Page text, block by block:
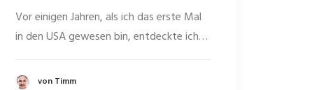
Vor einigen Jahren, als ich das erste Mal
in den USA gewesen bin, entdeckte ich…
von Timm